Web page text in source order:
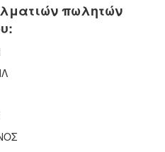
πωλητών